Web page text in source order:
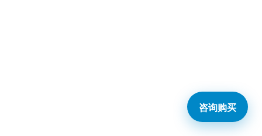
咨询购买